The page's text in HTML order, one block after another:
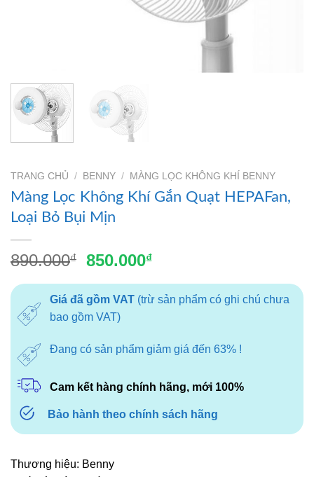
TRANG CHỦ / BENNY / MÀNG LỌC KHÔNG KHÍ BENNY
Màng Lọc Không Khí Gắn Quạt HEPAFan,
Loại Bỏ Bụi Mịn
890.000₫
Giá
là:
890.000₫.
850.000₫Giá
tại
là:
Giá đã gồm VAT(trừ sản phẩm có ghi chú chưa
bao gồm VAT)
Đang có sản phẩm giảm giá đến 63% !
Cam kết hàng chính hãng, mới 100%
Bảo hành theo chính sách hãng
Thương hiệu: Benny